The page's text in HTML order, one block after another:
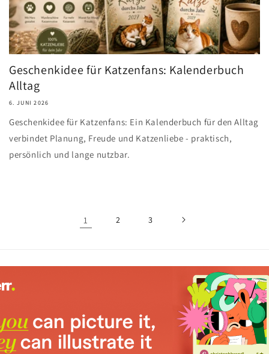
Geschenkidee für Katzenfans: Kalenderbuch
Alltag
6. JUNI 2026
Geschenkidee für Katzenfans: Ein Kalenderbuch für den Alltag
verbindet Planung, Freude und Katzenliebe - praktisch,
persönlich und lange nutzbar.
1 2 3